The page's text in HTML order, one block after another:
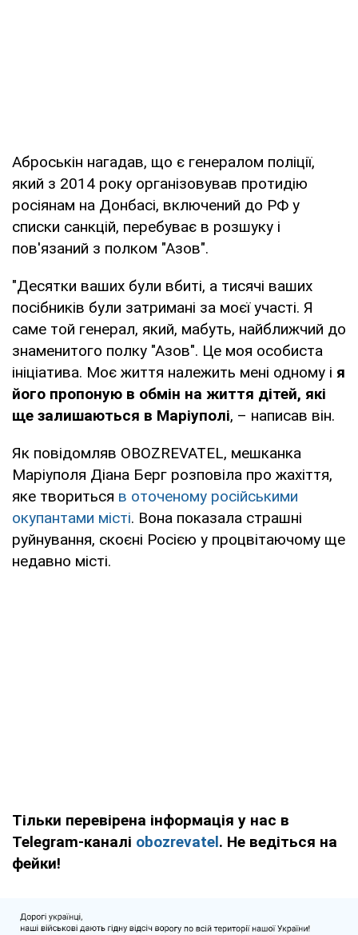
Аброськін нагадав, що є генералом поліції,
який з 2014 року організовував протидію
росіянам на Донбасі, включений до РФ у
списки санкцій, перебуває в розшуку і
пов'язаний з полком "Азов".
"Десятки ваших були вбиті, а тисячі ваших
посібників були затримані за моєї участі. Я
саме той генерал, який, мабуть, найближчий до
знаменитого полку "Азов". Це моя особиста
ініціатива. Моє життя належить мені одному і я
його пропоную в обмін на життя дітей, які
ще залишаються в Маріуполі, – написав він.
Як повідомляв OBOZREVATEL, мешканка
Маріуполя Діана Берг розповіла про жахіття,
яке твориться в оточеному російськими
окупантами місті. Вона показала страшні
руйнування, скоєні Росією у процвітаючому ще
недавно місті.
Тільки перевірена інформація у нас в
Telegram-каналі obozrevatel. Не ведіться на
фейки!